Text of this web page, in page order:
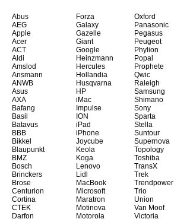
Abus
AEG
Apple
Acer
ACT
Aldi
Amslod
Ansmann
ANWB
Asus
AXA
Bafang
Basil
Batavus
BBB
Bikkel
Blaupunkt
BMZ
Bosch
Brinckers
Brose
Centurion
Cortina
CTEK
Darfon
Forza
Galaxy
Gazelle
Giant
Google
Heinzmann
Hercules
Hollandia
Husqvarna
HP
iMac
Impulse
ION
iPad
iPhone
Joycube
Keola
Koga
Lenovo
Lidl
MacBook
Microsoft
Maratron
Motinova
Motorola
Oxford
Panasonic
Pegasus
Peugeot
Phylion
Popal
Prophete
Qwic
Raleigh
Samsung
Shimano
Sony
Sparta
Stella
Suntour
Supernova
Topology
Toshiba
TransX
Trek
Trendpower
Trio
Union
Van Moof
Victoria